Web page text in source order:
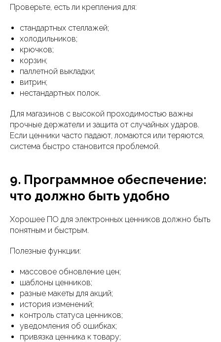
Проверьте, есть ли крепления для:
стандартных стеллажей;
холодильников;
крючков;
корзин;
паллетной выкладки;
витрин;
нестандартных полок.
Для магазинов с высокой проходимостью важны
прочные держатели и защита от случайных ударов.
Если ценники часто падают, ломаются или теряются,
система быстро становится проблемой.
9. Программное обеспечение:
что должно быть удобно
Хорошее ПО для электронных ценников должно быть
понятным и быстрым.
Полезные функции:
массовое обновление цен;
шаблоны ценников;
разные макеты для акций;
история изменений;
контроль статуса ценников;
уведомления об ошибках;
привязка ценника к товару;